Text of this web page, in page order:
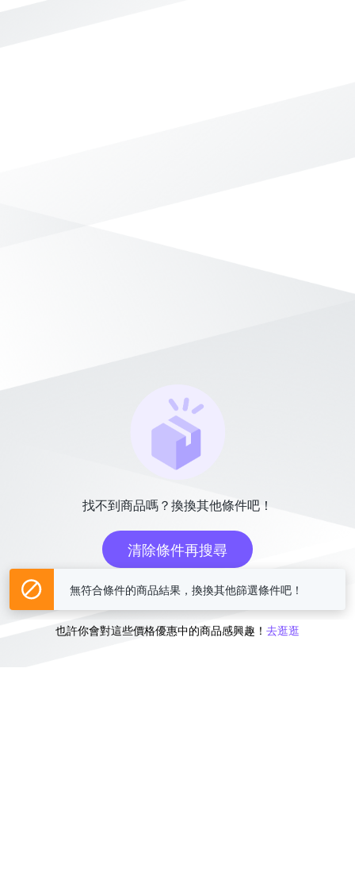
找不到商品嗎？換換其他條件吧！
清除條件再搜尋
或
也許你會對這些價格優惠中的商品感興趣！ 去逛逛
無符合條件的商品結果，換換其他篩選條件吧！